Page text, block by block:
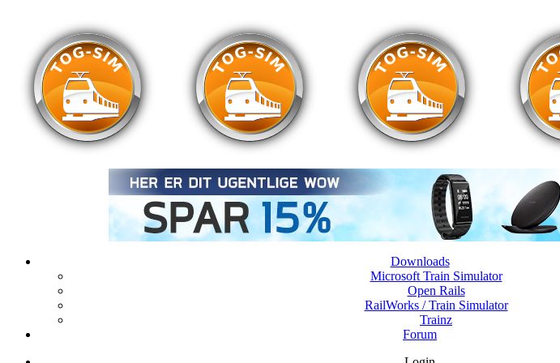
Downloads
Microsoft Train Simulator
Open Rails
RailWorks / Train Simulator
Trainz
Forum